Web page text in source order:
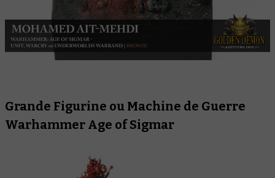
Grande Figurine ou Machine de Guerre
Warhammer Age of Sigmar